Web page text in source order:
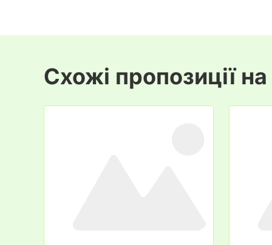
Схожі пропозиції